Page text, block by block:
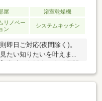
屋 浴室乾燥機
リノベー
ン
システムキッチン
即日ご対応(夜間除く)。
たい知りたいを叶えま
て適切なプランをご提案